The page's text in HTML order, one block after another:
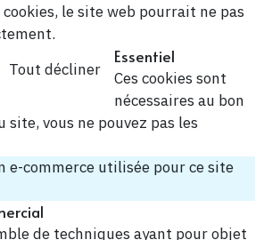
le site web pourrait ne pas
Tout décliner
Essentiel
Ces cookies sont
nécessaires au bon
vous ne pouvez pas les
e-commerce utilisée pour ce site
de techniques ayant pour objet